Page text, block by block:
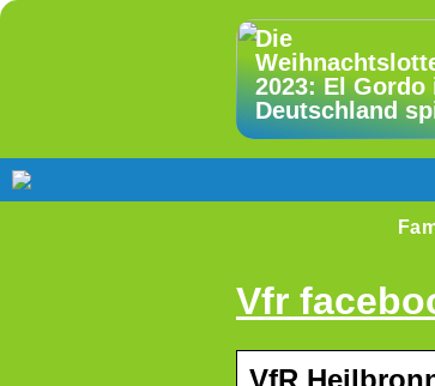
Die
2023: El Gordo
Deutschland
Vfr
VfR